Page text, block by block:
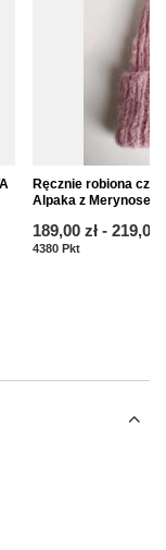
Ręcznie robiona
Alpaka z Merynosem
ab
189,00 zł - bis
219,00
4380 Pkt